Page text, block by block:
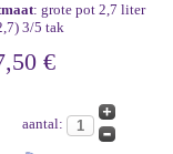
: grote pot 2,7 liter
3/5 tak
€
aantal: